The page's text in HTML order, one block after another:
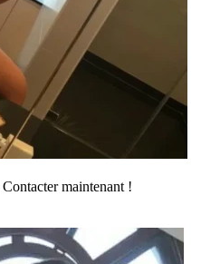
Contacter maintenant !